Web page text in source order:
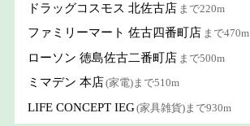
ドラッグコスモス 北佐古店 まで220m
ファミリーマート 佐古四番町店 まで470m
ローソン 徳島佐古二番町店 まで500m
ミマデン 本店(家電)まで510m
LIFE CONCEPT IEG(家具雑貨)まで930m